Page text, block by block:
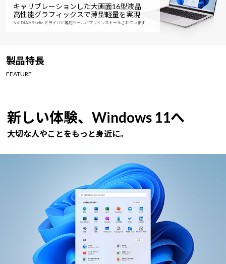
キャリブレーションした大画面16型液晶
高性能グラフィックスで薄型軽量を実現
NVIDIA® Studio ドライバと専用ツールがプリインストールされています
製品特長
FEATURE
新しい体験、Windows 11へ
大切な人やことをもっと身近に。